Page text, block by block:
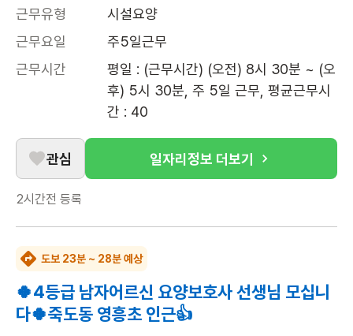
근무유형
시설요양
근무요일
주5일근무
근무시간
평일 : (근무시간) (오전) 8시 30분 ~ (오
후) 5시 30분, 주 5일 근무, 평균근무시
간 : 40
관심 일자리정보 더보기
2시간전 등록
도보 23분 ~ 28분 예상
🍀4등급 남자어르신 요양보호사 선생님 모십니
다🍀죽도동 영흥초 인근👍